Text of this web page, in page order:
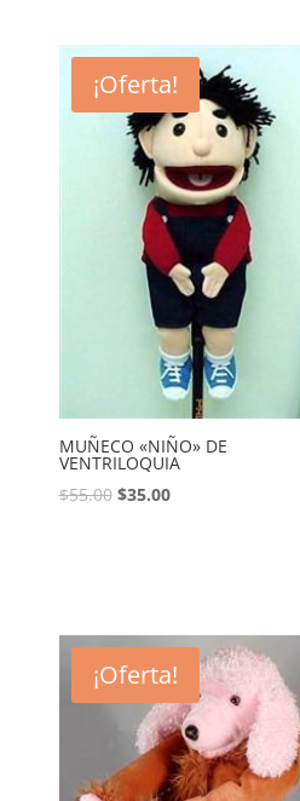
¡Oferta!
MUÑECO «NIÑO» DE
VENTRILOQUIA
$55.00 $35.00
¡Oferta!